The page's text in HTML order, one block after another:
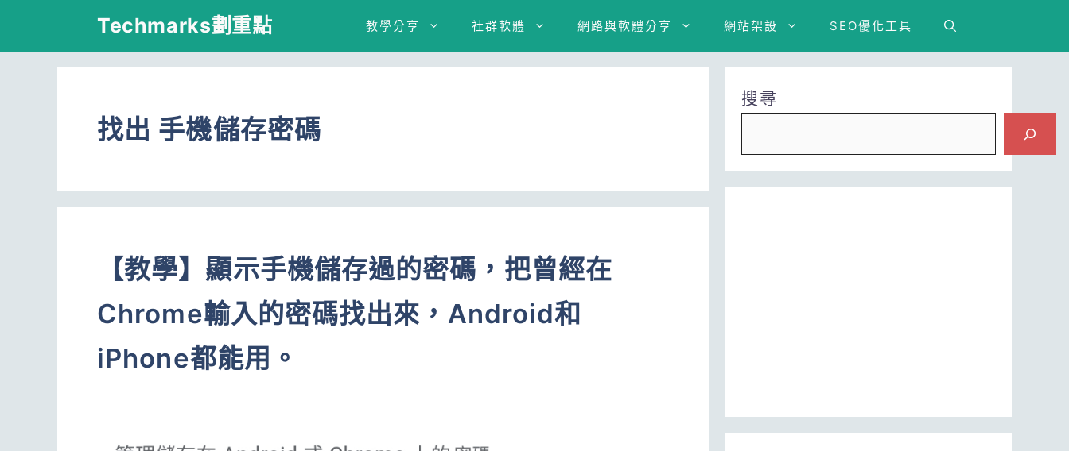
Techmarks劃重點 教學分享 社群軟體 網路與軟體分享 網站架設 SEO優化工具
找出 手機儲存密碼
【教學】顯示手機儲存過的密碼，把曾經在
Chrome輸入的密碼找出來，Android和
iPhone都能用。
搜尋